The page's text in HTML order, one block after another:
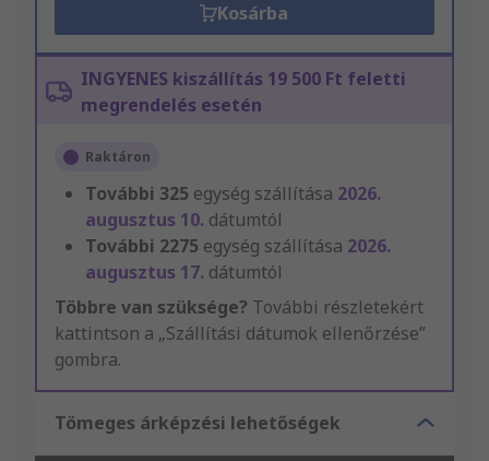
Kosárba
INGYENES kiszállítás 19 500 Ft feletti
megrendelés esetén
Raktáron
További 325 egység szállítása 2026.
augusztus 10. dátumtól
További 2275 egység szállítása 2026.
augusztus 17. dátumtól
Többre van szüksége? További részletekért
kattintson a „Szállítási dátumok ellenőrzése”
gombra.
Tömeges árképzési lehetőségek